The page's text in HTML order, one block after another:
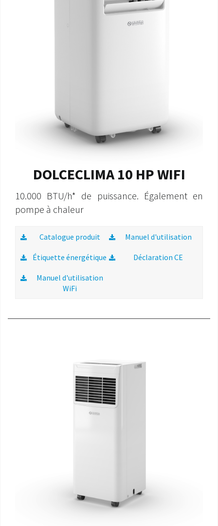
DOLCECLIMA 10 HP WIFI
10.000 BTU/h* de puissance. Également en
pompe à chaleur
Catalogue produit Manuel d'utilisation
Étiquette énergétique Déclaration CE
Manuel d'utilisation
WiFi